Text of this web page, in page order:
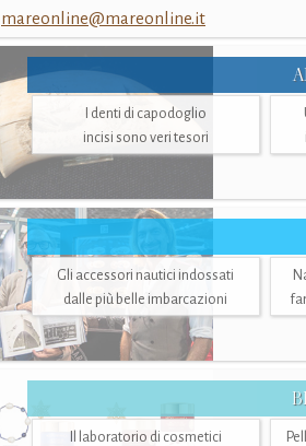
mareonline@mareonline.it
I denti di capodoglio
incisi sono veri tesori
Gli accessori nautici indossati
dalle più belle imbarcazioni
Il laboratorio di cosmetici